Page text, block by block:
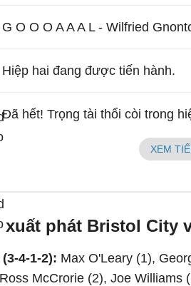
G O O O A A A L - Wilfried
Hiệp hai đang được tiến hành.
Đã hết! Trọng tài thổi còi trong
XEM
phát Bristol City
4-1-2): Max O'Leary (1),
McCrorie (2), Joe Williams